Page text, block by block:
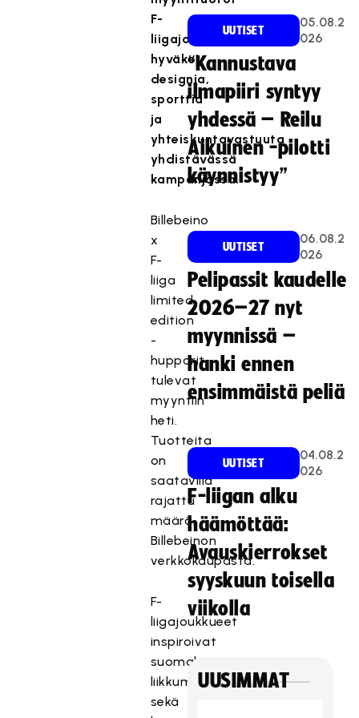
F-
liigajoukkueiden
hyväksi
designia,
sporttia
ja
yhteiskuntavastuuta
yhdistävässä
kampanjassa.
Billebeino
x
F-
liiga
limited
edition
-
hupparit
tulevat
myyntiin
heti.
Tuotteita
on
saatavilla
rajattu
määrä
Billebeinon
verkkokaupasta.
F-
liigajoukkueet
inspiroivat
suomalaisia
liikkumaan
sekä
UUTISET
05.08.2
026
“Kannustava
ilmapiiri syntyy
yhdessä – Reilu
Aikuinen -pilotti
käynnistyy”
UUTISET
06.08.2
026
Pelipassit kaudelle
2026–27 nyt
myynnissä –
hanki ennen
ensimmäistä peliä
UUTISET
04.08.2
026
F-liigan alku
häämöttää:
Avauskierrokset
syyskuun toisella
viikolla
UUSIMMAT